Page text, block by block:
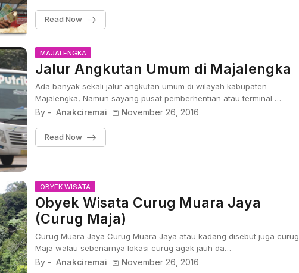
Read Now
MAJALENGKA
Jalur Angkutan Umum di Majalengka
Ada banyak sekali jalur angkutan umum di wilayah kabupaten
Majalengka, Namun sayang pusat pemberhentian atau terminal …
By - Anakciremai November 26, 2016
Read Now
OBYEK WISATA
Obyek Wisata Curug Muara Jaya
(Curug Maja)
Curug Muara Jaya Curug Muara Jaya atau kadang disebut juga curug
Maja walau sebenarnya lokasi curug agak jauh da…
By - Anakciremai November 26, 2016